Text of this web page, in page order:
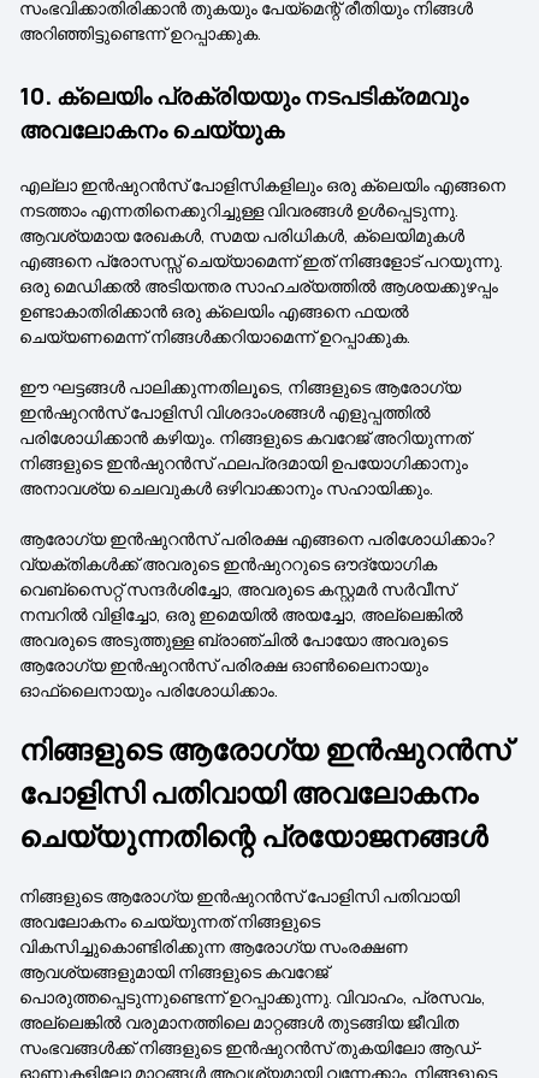
സംഭവിക്കാതിരിക്കാൻ തുകയും പേയ്‌മെന്റ് രീതിയും നിങ്ങൾ
അറിഞ്ഞിട്ടുണ്ടെന്ന് ഉറപ്പാക്കുക.
10. ക്ലെയിം പ്രക്രിയയും നടപടിക്രമവും
അവലോകനം ചെയ്യുക
എല്ലാ ഇൻഷുറൻസ് പോളിസികളിലും ഒരു ക്ലെയിം എങ്ങനെ
നടത്താം എന്നതിനെക്കുറിച്ചുള്ള വിവരങ്ങൾ ഉൾപ്പെടുന്നു.
ആവശ്യമായ രേഖകൾ, സമയ പരിധികൾ, ക്ലെയിമുകൾ
എങ്ങനെ പ്രോസസ്സ് ചെയ്യാമെന്ന് ഇത് നിങ്ങളോട് പറയുന്നു.
ഒരു മെഡിക്കൽ അടിയന്തര സാഹചര്യത്തിൽ ആശയക്കുഴപ്പം
ഉണ്ടാകാതിരിക്കാൻ ഒരു ക്ലെയിം എങ്ങനെ ഫയൽ
ചെയ്യണമെന്ന് നിങ്ങൾക്കറിയാമെന്ന് ഉറപ്പാക്കുക.
ഈ ഘട്ടങ്ങൾ പാലിക്കുന്നതിലൂടെ, നിങ്ങളുടെ ആരോഗ്യ
ഇൻഷുറൻസ് പോളിസി വിശദാംശങ്ങൾ എളുപ്പത്തിൽ
പരിശോധിക്കാൻ കഴിയും. നിങ്ങളുടെ കവറേജ് അറിയുന്നത്
നിങ്ങളുടെ ഇൻഷുറൻസ് ഫലപ്രദമായി ഉപയോഗിക്കാനും
അനാവശ്യ ചെലവുകൾ ഒഴിവാക്കാനും സഹായിക്കും.
ആരോഗ്യ ഇൻഷുറൻസ് പരിരക്ഷ എങ്ങനെ പരിശോധിക്കാം?
വ്യക്തികൾക്ക് അവരുടെ ഇൻഷുററുടെ ഔദ്യോഗിക
വെബ്‌സൈറ്റ് സന്ദർശിച്ചോ, അവരുടെ കസ്റ്റമർ സർവീസ്
നമ്പറിൽ വിളിച്ചോ, ഒരു ഇമെയിൽ അയച്ചോ, അല്ലെങ്കിൽ
അവരുടെ അടുത്തുള്ള ബ്രാഞ്ചിൽ പോയോ അവരുടെ
ആരോഗ്യ ഇൻഷുറൻസ് പരിരക്ഷ ഓൺലൈനായും
ഓഫ്‌ലൈനായും പരിശോധിക്കാം.
നിങ്ങളുടെ ആരോഗ്യ ഇൻഷുറൻസ്
പോളിസി പതിവായി അവലോകനം
ചെയ്യുന്നതിന്റെ പ്രയോജനങ്ങൾ
നിങ്ങളുടെ ആരോഗ്യ ഇൻഷുറൻസ് പോളിസി പതിവായി
അവലോകനം ചെയ്യുന്നത് നിങ്ങളുടെ
വികസിച്ചുകൊണ്ടിരിക്കുന്ന ആരോഗ്യ സംരക്ഷണ
ആവശ്യങ്ങളുമായി നിങ്ങളുടെ കവറേജ്
പൊരുത്തപ്പെടുന്നുണ്ടെന്ന് ഉറപ്പാക്കുന്നു. വിവാഹം, പ്രസവം,
അല്ലെങ്കിൽ വരുമാനത്തിലെ മാറ്റങ്ങൾ തുടങ്ങിയ ജീവിത
സംഭവങ്ങൾക്ക് നിങ്ങളുടെ ഇൻഷുറൻസ് തുകയിലോ ആഡ്-
ഓണുകളിലോ മാറ്റങ്ങൾ ആവശ്യമായി വന്നേക്കാം. നിങ്ങളുടെ